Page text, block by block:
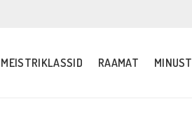
MEISTRIKLASSID RAAMAT MINUST